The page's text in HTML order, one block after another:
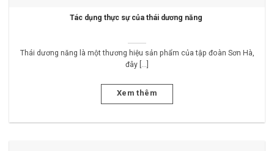
Tác dụng thực sự của thái dương năng
Thái dương năng là một thương hiệu sản phẩm của tập đoàn Sơn Hà,
đây [...]
Xem thêm